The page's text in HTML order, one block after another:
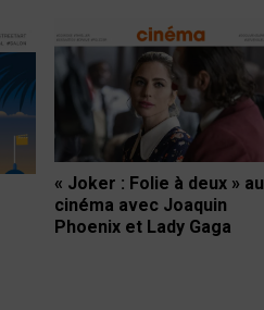
« Joker : Folie à deux » au
cinéma avec Joaquin
Phoenix et Lady Gaga